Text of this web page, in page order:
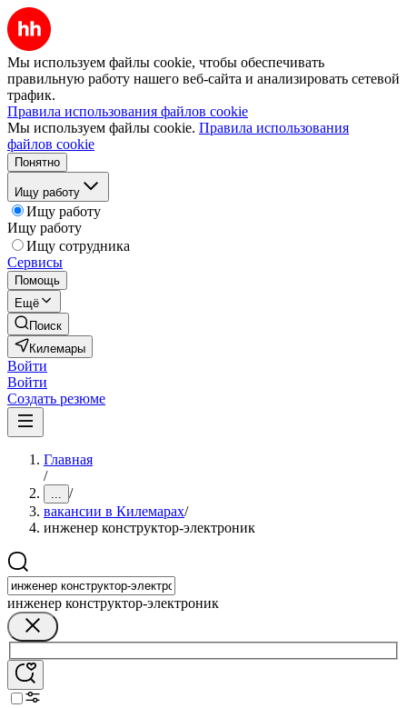
Мы используем файлы cookie, чтобы обеспечивать
правильную работу нашего веб-сайта и анализировать сетевой
трафик.
Правила использования файлов cookie
Мы используем файлы cookie. Правила использования
файлов cookie
Понятно
Ищу работу
Ищу работу
Ищу работу
Ищу сотрудника
Сервисы
Помощь
Ещё
Поиск
Килемары
Войти
Войти
Создать резюме
Главная
/
... /
вакансии в Килемарах/
инженер конструктор-электроник
инженер конструктор-электроник